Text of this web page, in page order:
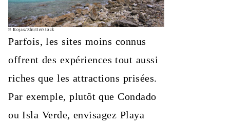
E Rojas/Shutterstock
Parfois, les sites moins connus
offrent des expériences tout aussi
riches que les attractions prisées.
Par exemple, plutôt que Condado
ou Isla Verde, envisagez Playa